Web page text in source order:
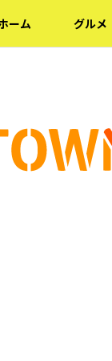
ーム グルメ